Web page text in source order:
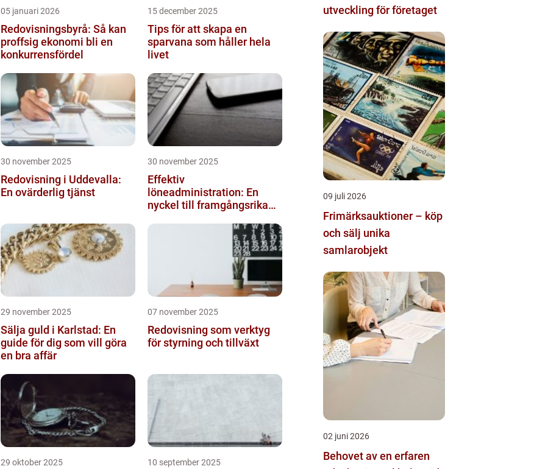
05 januari 2026
Redovisningsbyrå: Så kan
proffsig ekonomi bli en
konkurrensfördel
15 december 2025
Tips för att skapa en
sparvana som håller hela
livet
30 november 2025
Redovisning i Uddevalla:
En ovärderlig tjänst
30 november 2025
Effektiv
löneadministration: En
nyckel till framgångsrika
29 november 2025
Sälja guld i Karlstad: En
guide för dig som vill göra
en bra affär
07 november 2025
Redovisning som verktyg
för styrning och tillväxt
29 oktober 2025 10 september 2025
utveckling för företaget
09 juli 2026
Frimärksauktioner – köp
och sälj unika
samlarobjekt
02 juni 2026
Behovet av en erfaren